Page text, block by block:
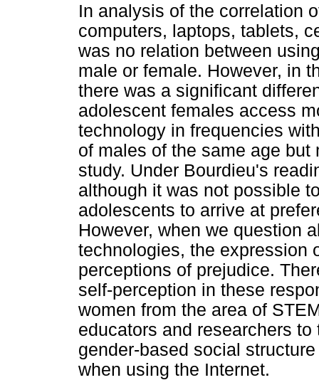
In analysis of the correlation
computers, laptops, tablets,
was no relation between
male or female. However, in
there was a significant
adolescent females access
technology in frequencies
of males of the same age
study. Under Bourdieu's
although it was not possible
adolescents to arrive at
However, when we question
technologies, the expression
perceptions of prejudice.
self-perception in these
women from the area of
educators and researchers
gender-based social
when using the Internet.